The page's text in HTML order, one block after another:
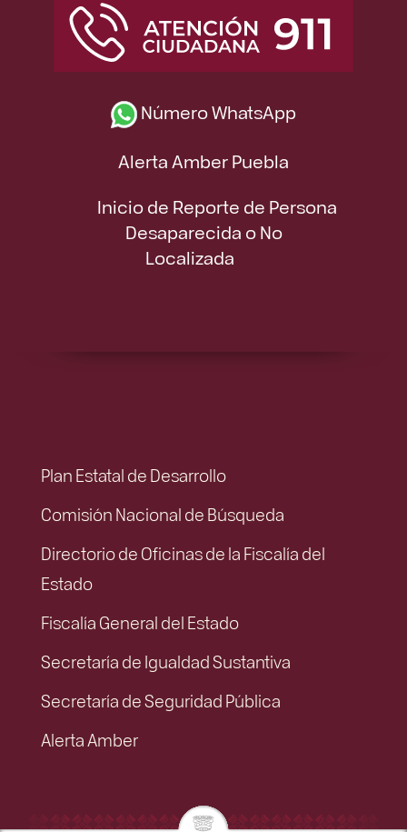
Número WhatsApp
Alerta Amber Puebla
Inicio de Reporte de Persona
Desaparecida o No
Localizada
Plan Estatal de Desarrollo
Comisión Nacional de Búsqueda
Directorio de Oficinas de la Fiscalía del
Estado
Fiscalía General del Estado
Secretaría de Igualdad Sustantiva
Secretaría de Seguridad Pública
Alerta Amber